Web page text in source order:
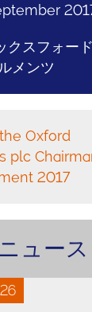
スフォード
メンツ
Oxford
plc
2017
ュース